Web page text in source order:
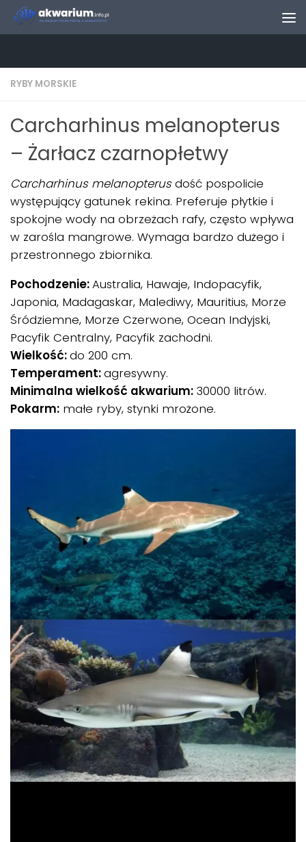
Skip to content
RYBY MORSKIE
Carcharhinus melanopterus
– Żarłacz czarnopłetwy
Carcharhinus melanopterusdość pospolicie
występujący gatunek rekina. Preferuje płytkie i
spokojne wody na obrzeżach rafy, często wpływa
w zarośla mangrowe. Wymaga bardzo dużego i
przestronnego zbiornika.
Pochodzenie:Australia, Hawaje, Indopacyfik,
Japonia, Madagaskar, Malediwy, Mauritius, Morze
Śródziemne, Morze Czerwone, Ocean Indyjski,
Pacyfik Centralny, Pacyfik zachodni.
Wielkość:do 200 cm.
Temperament:agresywny.
Minimalna wielkość akwarium: 30000 litrów.
Pokarm: małe ryby, stynki mrożone.